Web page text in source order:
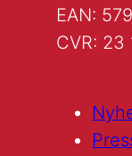
EAN:
CVR: 23